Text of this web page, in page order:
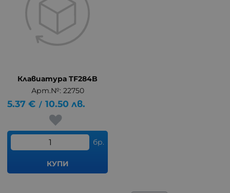
Клавиатура TF284B
Арт.№: 22750
5.37 € / 10.50 лв.
бр.
КУПИ